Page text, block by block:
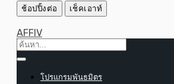
ช้อปปิ้งต่อ เช็คเอาท์
AFFIV
โปรแกรมพันธมิตร